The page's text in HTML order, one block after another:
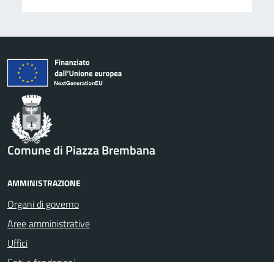
Comune di Piazza Brembana
AMMINISTRAZIONE
Organi di governo
Aree amministrative
Uffici